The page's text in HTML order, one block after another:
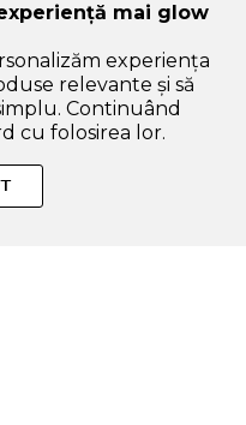
Ampoule - ser de
care contribuie la
mai glow
experiența
relevante și să
Continuând
cu folosirea lor.